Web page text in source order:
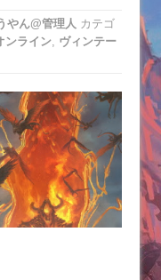
やん@管理人 カテゴ
ンライン
ヴィンテー